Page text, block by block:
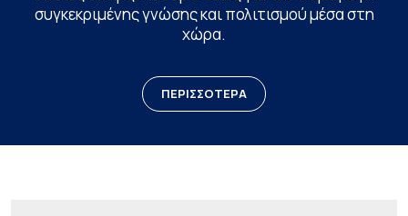
συγκεκριμένης γνώσης και πολιτισμού μέσα στη
χώρα.
ΠΕΡΙΣΣΟΤΕΡΑ